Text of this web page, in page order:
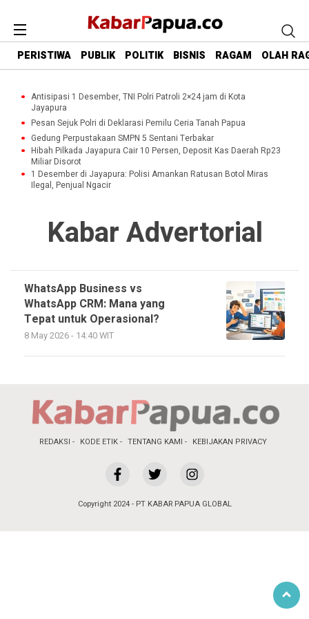
PERISTIWA PUBLIK POLITIK BISNIS RAGAM OLAH
Antisipasi 1 Desember, TNI Polri Patroli 2×24 jam di Kota
Jayapura
Pesan Sejuk Polri di Deklarasi Pemilu Ceria Tanah Papua
Gedung Perpustakaan SMPN 5 Sentani Terbakar
Hibah Pilkada Jayapura Cair 10 Persen, Deposit Kas Daerah Rp23
Miliar Disorot
1 Desember di Jayapura: Polisi Amankan Ratusan Botol Miras
Ilegal, Penjual Ngacir
Kabar Advertorial
WhatsApp Business vs
WhatsApp CRM: Mana yang
Tepat untuk Operasional?
8 May 2026 - 14:40 WIT
REDAKSI KODE ETIK TENTANG KAMI KEBIJAKAN PRIVACY
Copyright 2024 - PT KABAR PAPUA GLOBAL